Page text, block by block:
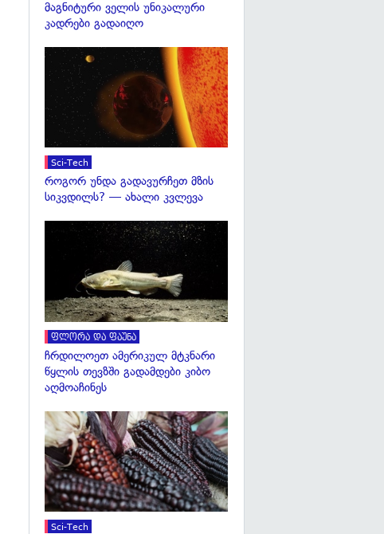
მაგნიტური ველის უნიკალური
კადრები გადაიღო
Sci-Tech
როგორ უნდა გადავურჩეთ მზის
სიკვდილს? — ახალი კვლევა
ფლორა და ფაუნა
ჩრდილოეთ ამერიკულ მტკნარი
წყლის თევზში გადამდები კიბო
აღმოაჩინეს
Sci-Tech